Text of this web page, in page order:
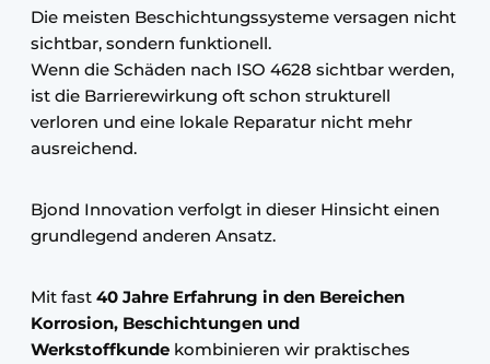
Die meisten Beschichtungssysteme versagen nicht
sichtbar, sondern funktionell.
Wenn die Schäden nach ISO 4628 sichtbar werden,
ist die Barrierewirkung oft schon strukturell
verloren und eine lokale Reparatur nicht mehr
ausreichend.
Bjond Innovation verfolgt in dieser Hinsicht einen
grundlegend anderen Ansatz.
Mit fast 40 Jahre Erfahrung in den Bereichen
Korrosion, Beschichtungen und
Werkstoffkunde kombinieren wir praktisches